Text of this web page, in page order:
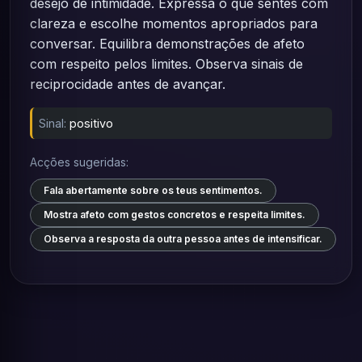
desejo de intimidade. Expressa o que sentes com
clareza e escolhe momentos apropriados para
conversar. Equilibra demonstrações de afeto
com respeito pelos limites. Observa sinais de
reciprocidade antes de avançar.
Sinal: positivo
Acções sugeridas:
Fala abertamente sobre os teus sentimentos.
Mostra afeto com gestos concretos e respeita limites.
Observa a resposta da outra pessoa antes de intensificar.